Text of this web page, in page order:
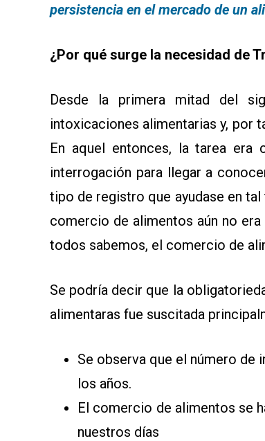
persistencia en el mercado de un
¿Por qué surge la necesidad de
Desde la primera mitad del
intoxicaciones alimentarias y, por
En aquel entonces, la tarea era
interrogación para llegar a
tipo de registro que ayudase en
comercio de alimentos aún no
todos sabemos, el comercio de
Se podría decir que la
alimentaras fue suscitada
Se observa que el número de
los años.
El comercio de alimentos se
nuestros días